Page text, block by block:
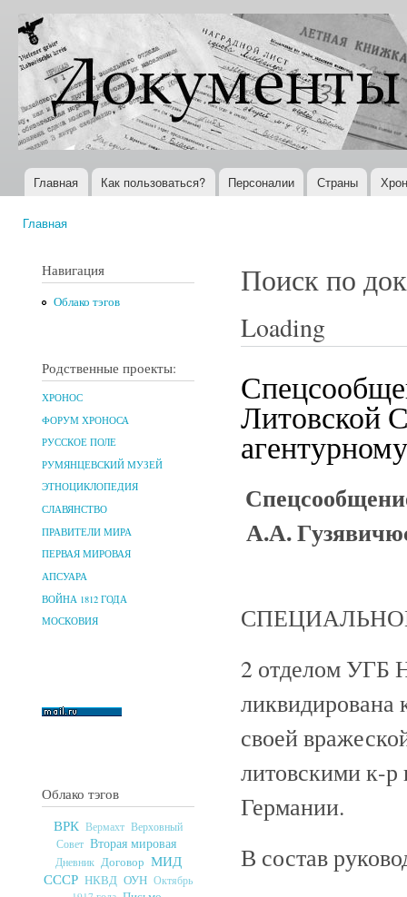
Документы
XX века
Всемирная
история в
Интернете
Главное меню
Главная Как пользоваться? Персоналии Страны
Главная
Навигация
Облако тэгов
Родственные проекты:
ХРОНОС
ФОРУМ ХРОНОСА
РУССКОЕ ПОЛЕ
РУМЯНЦЕВСКИЙ МУЗЕЙ
ЭТНОЦИКЛОПЕДИЯ
СЛАВЯНСТВО
ПРАВИТЕЛИ МИРА
ПЕРВАЯ МИРОВАЯ
АПСУАРА
ВОЙНА 1812 ГОДА
МОСКОВИЯ
Облако тэгов
ВРК Вермахт Верховный
Совет Вторая мировая
Дневник Договор МИД
СССР НКВД ОУН Октябрь
Поиск по
Loading
Литовской
А.А.
2 отделом УГБ
ликвидирована
своей
литовскими к-
Германии.
В состав